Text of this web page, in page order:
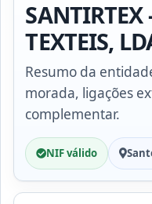
TEXTEIS,
Resumo da
morada, ligações
complementar.
NIF válido